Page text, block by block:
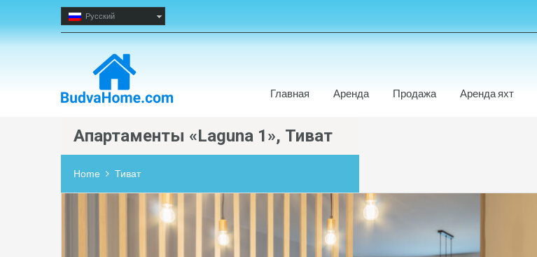
Русский
Главная Аренда Продажа Аренда яхт
Апартаменты «Laguna 1», Тиват
Home Тиват